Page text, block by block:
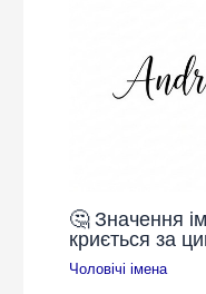
🤔 Значення
криється за
Чоловічі імена